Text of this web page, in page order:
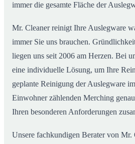
immer die gesamte Fläche der
Mr. Cleaner reinigt Ihre Auslegware
immer Sie uns brauchen.
liegen uns seit 2006 am Herzen. Bei
eine individuelle Lösung, um Ihre
geplante Reinigung der Auslegware
Einwohner zählenden Merching
Ihren besonderen Anforderungen
Unsere fachkundigen Berater von Mr.